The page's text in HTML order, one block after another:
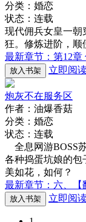
分类：婚恋
状态：连载
现代佣兵女皇一朝
狂。修炼进阶，顺
最新章节：第12章
放入书架 立即阅
炮灰不在服务区
作者：油爆香菇
分类：婚恋
状态：连载
全息网游BOSS
各种捣蛋坑娘的
美如花，如何
最新章节：六、【
放入书架 立即阅